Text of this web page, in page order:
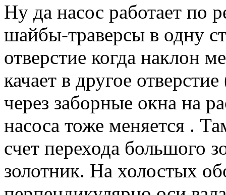
Ну да насос работает по
шайбы-траверсы в одну
отверстие когда наклон
качает в другое
через заборные окна на
насоса тоже меняется .
счет перехода большого
золотник. На холостых